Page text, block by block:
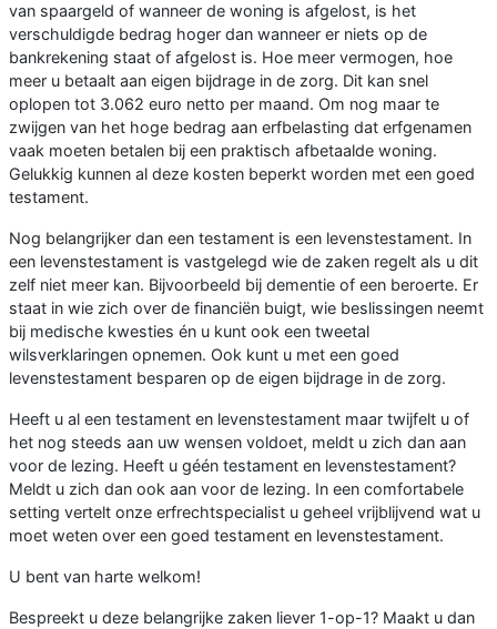
van spaargeld of wanneer de woning is afgelost, is het
verschuldigde bedrag hoger dan wanneer er niets op de
bankrekening staat of afgelost is. Hoe meer vermogen, hoe
meer u betaalt aan eigen bijdrage in de zorg. Dit kan snel
oplopen tot 3.062 euro netto per maand. Om nog maar te
zwijgen van het hoge bedrag aan erfbelasting dat erfgenamen
vaak moeten betalen bij een praktisch afbetaalde woning.
Gelukkig kunnen al deze kosten beperkt worden met een goed
testament.
Nog belangrijker dan een testament is een levenstestament. In
een levenstestament is vastgelegd wie de zaken regelt als u dit
zelf niet meer kan. Bijvoorbeeld bij dementie of een beroerte. Er
staat in wie zich over de financiën buigt, wie beslissingen neemt
bij medische kwesties én u kunt ook een tweetal
wilsverklaringen opnemen. Ook kunt u met een goed
levenstestament besparen op de eigen bijdrage in de zorg.
Heeft u al een testament en levenstestament maar twijfelt u of
het nog steeds aan uw wensen voldoet, meldt u zich dan aan
voor de lezing. Heeft u géén testament en levenstestament?
Meldt u zich dan ook aan voor de lezing. In een comfortabele
setting vertelt onze erfrechtspecialist u geheel vrijblijvend wat u
moet weten over een goed testament en levenstestament.
U bent van harte welkom!
Bespreekt u deze belangrijke zaken liever 1-op-1? Maakt u dan